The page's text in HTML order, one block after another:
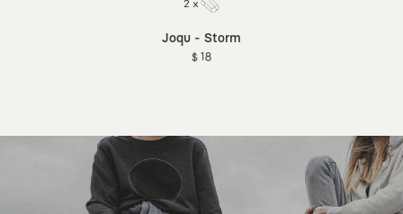
Joqu - Storm
$ 18